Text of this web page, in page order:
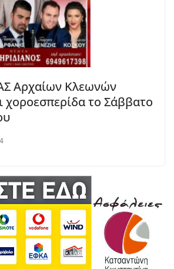
Αρχαίων Κλεωνών
χοροεσπερίδα το Σάββατο